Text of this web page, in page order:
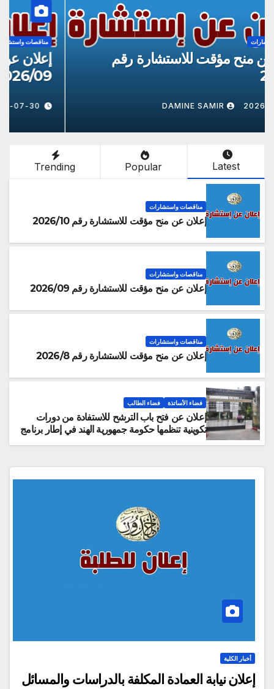
مناقصات واستشارات
إعلان عن منح مؤقت للاستشارة رقم
2026-07-30
DAMINE SAMIR
Latest
Popular
Trending
مناقصات واستشارات
إعلان عن منح مؤقت للاستشارة رقم 2026/10
مناقصات واستشارات
إعلان عن منح مؤقت للاستشارة رقم 2026/09
مناقصات واستشارات
إعلان عن منح مؤقت للاستشارة رقم 2026/8
فضاء الأساتذة فضاء الطالب
إعلان عن فتح باب الترشح للاستفادة من دورات
تكوينية تنظمها حكومة جمهورية الهند في إطار برنامج
التعاون الفني والاقتصادي الهندي (ITEC)
أخبار الكلية
إعلان نيابة العمادة المكلفة بالدراسات والمسائل